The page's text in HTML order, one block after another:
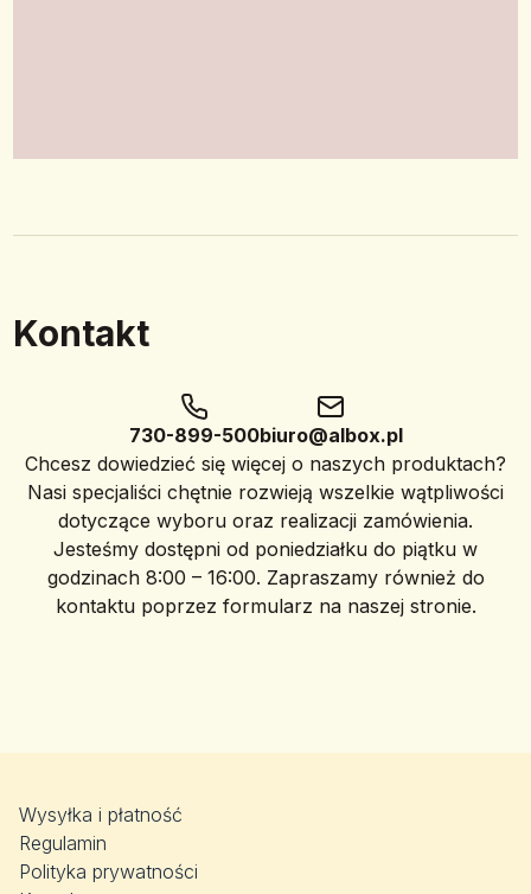
Kontakt
730-899-500biuro@albox.pl
Chcesz dowiedzieć się więcej o naszych produktach?
Nasi specjaliści chętnie rozwieją wszelkie wątpliwości
dotyczące wyboru oraz realizacji zamówienia.
Jesteśmy dostępni od poniedziałku do piątku w
godzinach 8:00 – 16:00. Zapraszamy również do
kontaktu poprzez formularz na naszej stronie.
Wysyłka i płatność
Regulamin
Polityka prywatności